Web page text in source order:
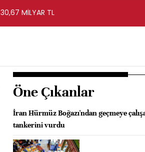
30,67 MİLYAR TL
Öne Çıkanlar
İran Hürmüz Boğazı'ndan geçmeye
tankerini vurdu